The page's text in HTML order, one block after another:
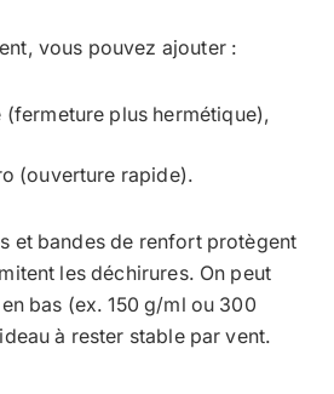
vous pouvez ajouter :
(fermeture plus hermétique),
(ouverture rapide).
et bandes de renfort protègent
les déchirures. On peut
bas (ex. 150 g/ml ou 300
à rester stable par vent.